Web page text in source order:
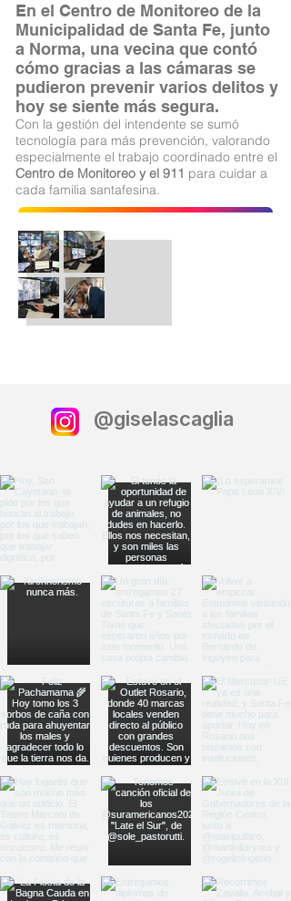
En el Centro de Monitoreo de la
Municipalidad de Santa Fe, junto
a Norma, una vecina que contó
cómo gracias a las cámaras se
pudieron prevenir varios delitos y
hoy se siente más segura.
Con la gestión del intendente se sumó
tecnología para más prevención, valorando
especialmente el trabajo coordinado entre el
Centro de Monitoreo y el 911 para cuidar a
cada familia santafesina.
@giselascaglia